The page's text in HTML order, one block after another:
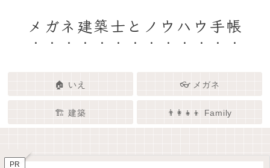
メガネ建築士とノウハウ手帳
🏠 いえ 👓 メガネ
🏗️ 建築 👨‍👩‍👧‍👦 Family
🏠✨ 建築士と考える「いい家」
👓✨ メガネの奥にある「わたし
🏗️✨ 建築 × エンタメで、暮らし
👨‍👩‍👧🌿 Family – 暮らしを育て
PR